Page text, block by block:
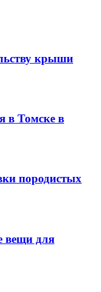
крыши
в Томске в
породистых
вещи для